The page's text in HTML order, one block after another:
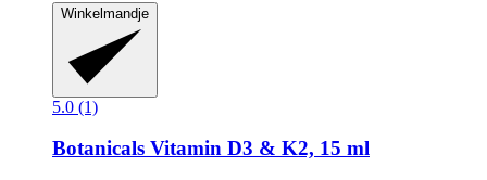
Winkelmandje
5.0 (1)
Botanicals Vitamin D3 & K2, 15 ml